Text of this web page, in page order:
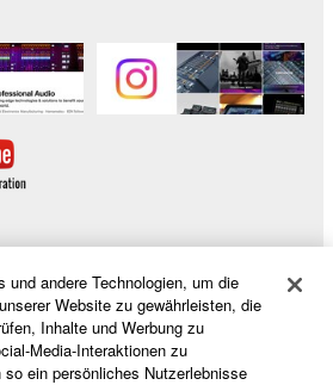
und andere Technologien, um die
Website zu gewährleisten, die
Inhalte und Werbung zu
Media-Interaktionen zu
ein persönliches Nutzerlebnisse